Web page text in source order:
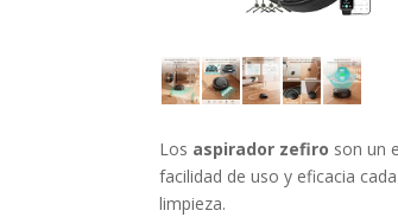
Los aspirador zefiro son un
facilidad de uso y eficacia
limpieza.